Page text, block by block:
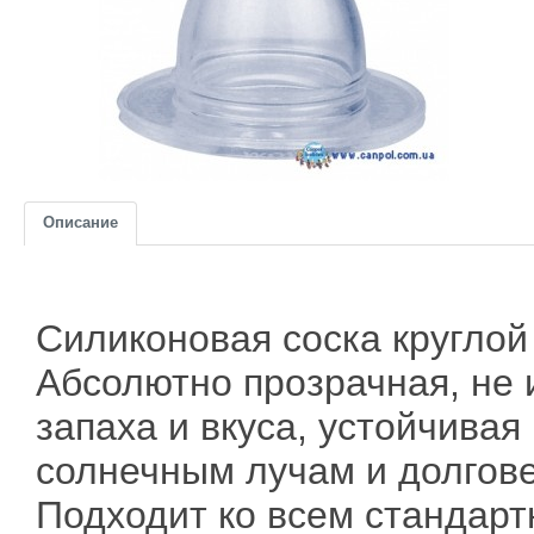
Описание
Силиконовая соска
Абсолютно прозрачная,
запаха и вкуса, устойчивая
солнечным лучам и
Подходит ко всем